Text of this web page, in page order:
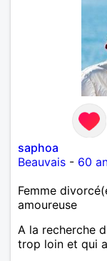
saphoa
Beauvais - 60
Femme
amoureuse
A la recherche
trop loin et qui